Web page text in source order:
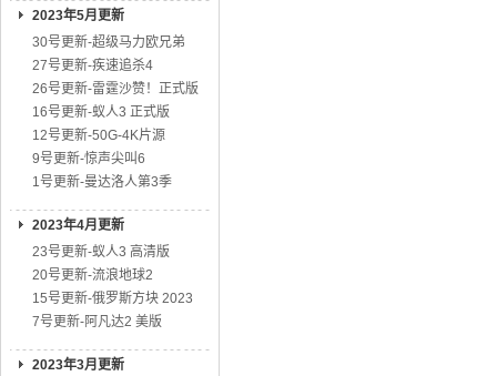
2023年5月更新
30号更新-超级马力欧兄弟
27号更新-疾速追杀4
26号更新-雷霆沙赞！正式版
16号更新-蚁人3 正式版
12号更新-50G-4K片源
9号更新-惊声尖叫6
1号更新-曼达洛人第3季
2023年4月更新
23号更新-蚁人3 高清版
20号更新-流浪地球2
15号更新-俄罗斯方块 2023
7号更新-阿凡达2 美版
2023年3月更新